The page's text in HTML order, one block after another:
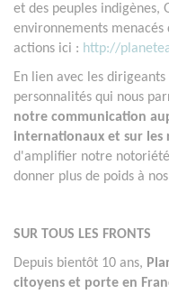
et des peuples indigènes,
environnements
actions ici : http://
En lien avec les
personnalités qui nous
notre communication
internationaux et sur les
d'amplifier notre
donner plus de poids à
SUR TOUS LES FRONTS
Depuis bientôt 10 ans,
citoyens et porte en